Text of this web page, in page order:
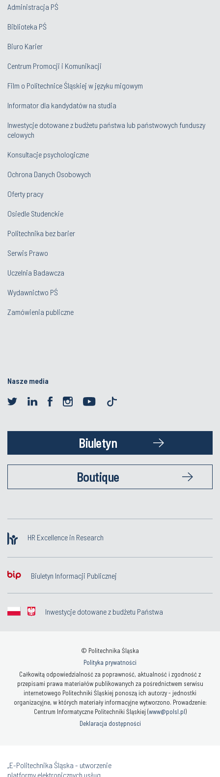
Administracja PŚ
Biblioteka PŚ
Biuro Karier
Centrum Promocji i Komunikacji
Film o Politechnice Śląskiej w języku migowym
Informator dla kandydatów na studia
Inwestycje dotowane z budżetu państwa lub państwowych funduszy
celowych
Konsultacje psychologiczne
Ochrona Danych Osobowych
Oferty pracy
Osiedle Studenckie
Politechnika bez barier
Serwis Prawo
Uczelnia Badawcza
Wydawnictwo PŚ
Zamówienia publiczne
Nasze media
Biuletyn
Boutique
HR Excellence in Research
Biuletyn Informacji Publicznej
Inwestycje dotowane z budżetu Państwa
© Politechnika Śląska
Polityka prywatności
Całkowitą odpowiedzialność za poprawność, aktualność i zgodność z
przepisami prawa materiałów publikowanych za pośrednictwem serwisu
internetowego Politechniki Śląskiej ponoszą ich autorzy - jednostki
organizacyjne, w których materiały informacyjne wytworzono. Prowadzenie:
Centrum Informatyczne Politechniki Śląskiej (www@polsl.pl)
Deklaracja dostępności
„E-Politechnika Śląska - utworzenie
platformy elektronicznych usług